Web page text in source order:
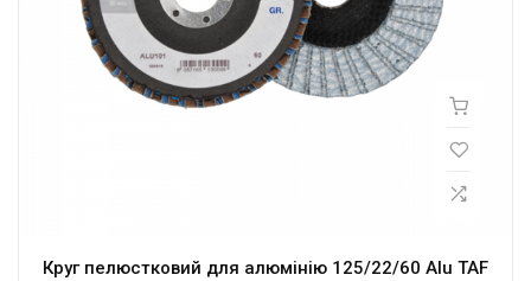
Круг пелюстковий для алюмінію 125/22/60 Alu TAF